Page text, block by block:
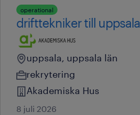
operational
drifttekniker till uppsala
uppsala, uppsala län
rekrytering
Akademiska Hus
8 juli 2026